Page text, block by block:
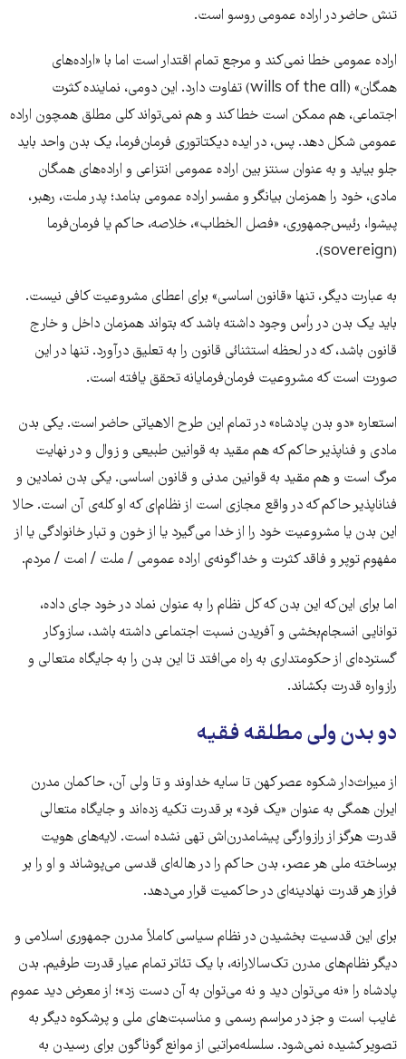
تنش حاضر در اراده عمومی روسو است.
اراده عمومی خطا نمی‌کند و مرجع تمام اقتدار است اما با «اراده‌های
همگان» (wills of the all) تفاوت دارد. این دومی، نماینده کثرت
اجتماعی، هم ممکن است خطا کند و هم نمی‌تواند کلی مطلق همچون اراده
عمومی شکل دهد. پس، در ایده دیکتاتوری فرمان‌فرما، یک بدن واحد باید
جلو بیاید و به عنوان سنتز بین اراده عمومی انتزاعی و اراده‌های همگان
مادی، خود را همزمان بیانگر و مفسر اراده عمومی بنامد؛ پدر ملت، رهبر،
پیشوا، رئیس‌جمهوری، «فصل الخطاب»، خلاصه، حاکم یا فرمان‌فرما
(sovereign).
به عبارت دیگر، تنها «قانون اساسی» برای اعطای مشروعیت کافی نیست.
باید یک بدن در رأس وجود داشته باشد که بتواند همزمان داخل و خارج
قانون باشد، که در لحظه استثنائی قانون را به تعلیق درآورد. تنها در این
صورت است که مشروعیت فرمان‌فرمایانه تحقق یافته است.
استعاره «دو بدن پادشاه» در تمام این طرح الاهیاتی حاضر است. یکی بدن
مادی و فناپذیر حاکم که هم مقید به قوانین طبیعی و زوال و در نهایت
مرگ است و هم مقید به قوانین مدنی و قانون اساسی. یکی بدن نمادین و
فناناپذیر حاکم که در واقع مجازی است از نظام‌ای که او کله‌ی آن است. حالا
این بدن یا مشروعیت خود را از خدا می‌گیرد یا از خون و تبار خانوادگی یا از
مفهوم توپر و فاقد کثرت و خداگونه‌ی اراده عمومی / ملت / امت / مردم.
اما برای این‌که این بدن که کل نظام را به عنوان نماد در خود جای داده،
توانایی انسجام‌بخشی و آفریدن نسبت اجتماعی داشته باشد، سازوکار
گسترده‌ای از حکومتداری به راه می‌افتد تا این بدن را به جایگاه متعالی و
رازواره قدرت بکشاند.
دو بدن ولی مطلقه فقیه
از میراث‌دار شکوه عصر کهن تا سایه خداوند و تا ولی آن، حاکمان مدرن
ایران همگی به عنوان «یک فرد» بر قدرت تکیه زده‌اند و جایگاه متعالی
قدرت هرگز از رازوارگی پیشامدرن‌اش تهی نشده است. لایه‌های هویت
برساخته ملی هر عصر، بدن حاکم را در هاله‌ای قدسی می‌پوشاند و او را بر
فراز هر قدرت نهادینه‌ای در حاکمیت قرار می‌دهد.
برای این قدسیت بخشیدن در نظام سیاسی کاملاً مدرن جمهوری اسلامی و
دیگر نظام‌های مدرن تک‌سالارانه، با یک تئاتر تمام عیار قدرت طرفیم. بدن
پادشاه را «نه می‌توان دید و نه می‌توان به آن دست زد»؛ از معرض دید عموم
غایب است و جز در مراسم رسمی و مناسبت‌های ملی و پرشکوه دیگر به
تصویر کشیده نمی‌شود. سلسله‌مراتبی از موانع گوناگون برای رسیدن به